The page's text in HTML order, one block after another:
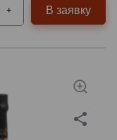
+ В заявку